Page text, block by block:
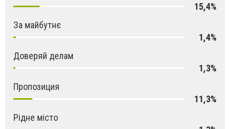
15,4%
За майбутнє
1,4%
Доверяй делам
1,3%
Пропозиция
11,3%
Рідне місто